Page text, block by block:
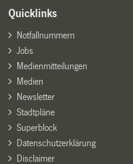
Quicklinks
Notfallnummern
Jobs
Medienmitteilungen
Medien
Newsletter
Stadtpläne
Superblock
Datenschutzerklärung
Disclaimer